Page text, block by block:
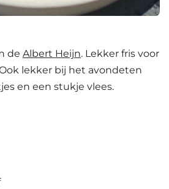
de Albert Heijn. Lekker fris voor
lekker bij het avondeten
en een stukje vlees.